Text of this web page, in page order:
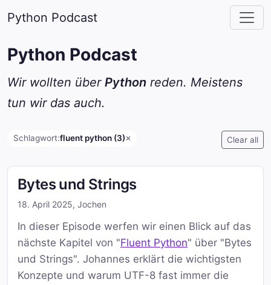
Python Podcast
Python Podcast
Wir wollten über Python reden. Meistens
tun wir das auch.
Schlagwort:fluent python (3)✕ Clear all
Bytes und Strings
18. April 2025, Jochen
In dieser Episode werfen wir einen Blick auf das
nächste Kapitel von "Fluent Python" über "Bytes
und Strings". Johannes erklärt die wichtigsten
Konzepte und warum UTF-8 fast immer die